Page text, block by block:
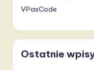
VPasCode
Ostatnie